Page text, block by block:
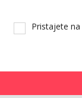
Pristajete na